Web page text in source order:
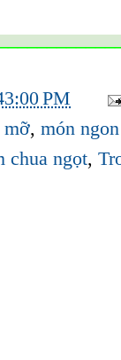
PM
mỡ,món
chua ngọt,